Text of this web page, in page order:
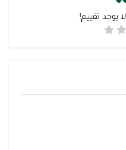
لا يوجد تقييم!